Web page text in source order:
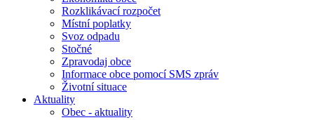
Rozklikávací rozpočet
Místní poplatky
Svoz odpadu
Stočné
Zpravodaj obce
Informace obce pomocí SMS zpráv
Životní situace
Aktuality
Obec - aktuality